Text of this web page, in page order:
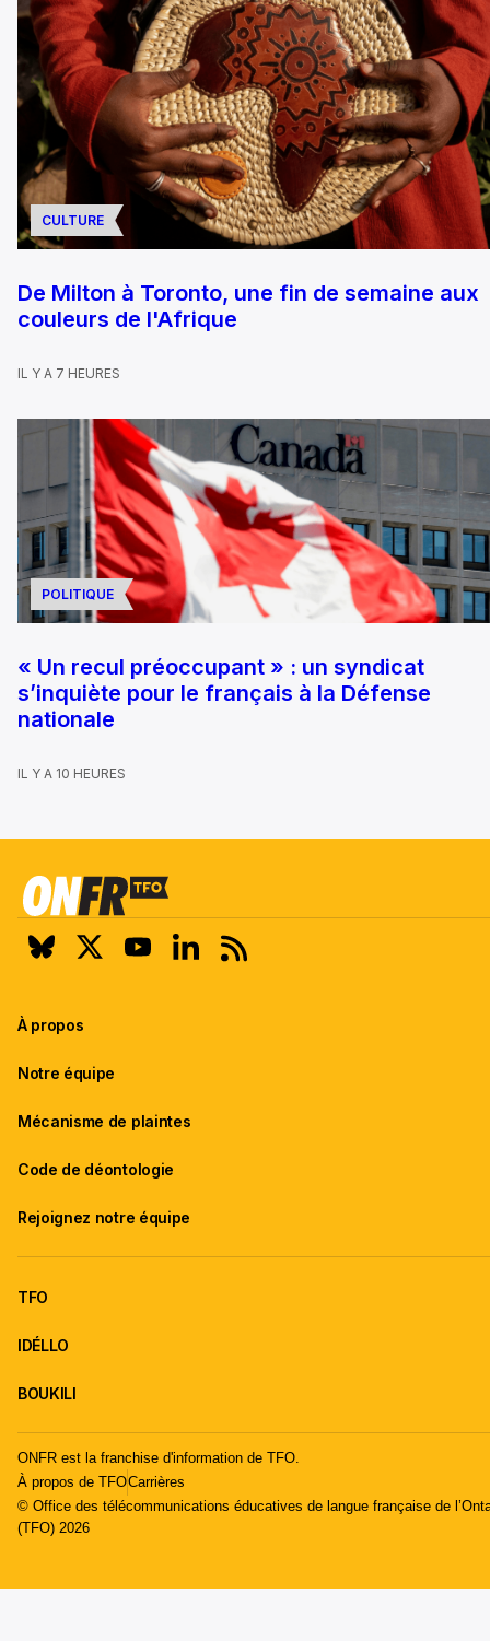
CULTURE
De Milton à Toronto, une fin de semaine aux
couleurs de l'Afrique
IL Y A 7 HEURES
POLITIQUE
« Un recul préoccupant » : un syndicat
s’inquiète pour le français à la Défense
nationale
IL Y A 10 HEURES
À propos
Notre équipe
Mécanisme de plaintes
Code de déontologie
Rejoignez notre équipe
TFO
IDÉLLO
BOUKILI
ONFR est la franchise d'information de TFO.
À propos de TFOCarrières
© Office des télécommunications éducatives de langue française de
(TFO) 2026